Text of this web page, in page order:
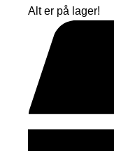
Alt er på lager!